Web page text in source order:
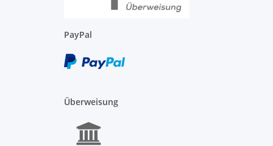
PayPal
Überweisung